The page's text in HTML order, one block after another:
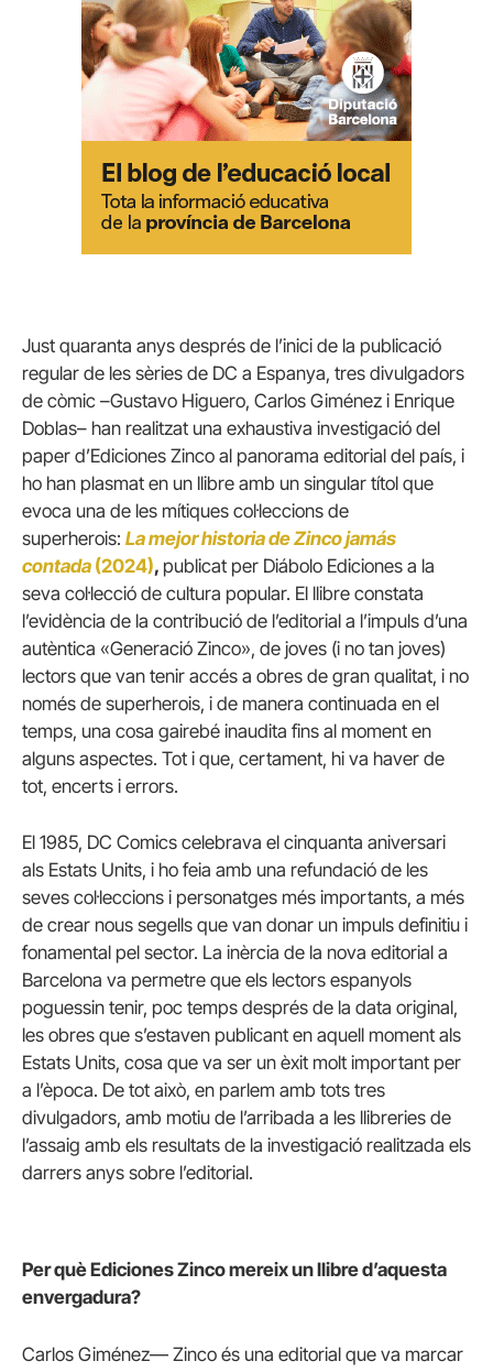
Just quaranta anys després de l’inici de la publicació
regular de les sèries de DC a Espanya, tres divulgadors
de còmic –Gustavo Higuero, Carlos Giménez i Enrique
Doblas– han realitzat una exhaustiva investigació del
paper d’Ediciones Zinco al panorama editorial del país, i
ho han plasmat en un llibre amb un singular títol que
evoca una de les mítiques col·leccions de
superherois: La mejor historia de Zinco jamás
contada (2024), publicat per Diábolo Ediciones a la
seva col·lecció de cultura popular. El llibre constata
l’evidència de la contribució de l’editorial a l’impuls d’una
autèntica «Generació Zinco», de joves (i no tan joves)
lectors que van tenir accés a obres de gran qualitat, i no
només de superherois, i de manera continuada en el
temps, una cosa gairebé inaudita fins al moment en
alguns aspectes. Tot i que, certament, hi va haver de
tot, encerts i errors.
El 1985, DC Comics celebrava el cinquanta aniversari
als Estats Units, i ho feia amb una refundació de les
seves col·leccions i personatges més importants, a més
de crear nous segells que van donar un impuls definitiu i
fonamental pel sector. La inèrcia de la nova editorial a
Barcelona va permetre que els lectors espanyols
poguessin tenir, poc temps després de la data original,
les obres que s’estaven publicant en aquell moment als
Estats Units, cosa que va ser un èxit molt important per
a l’època. De tot això, en parlem amb tots tres
divulgadors, amb motiu de l’arribada a les llibreries de
l’assaig amb els resultats de la investigació realitzada els
darrers anys sobre l’editorial.
Per què Ediciones Zinco mereix un llibre d’aquesta
envergadura?
Carlos Giménez— Zinco és una editorial que va marcar